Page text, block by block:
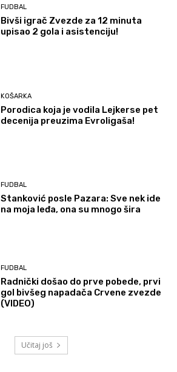
FUDBAL
Bivši igrač Zvezde za 12 minuta
upisao 2 gola i asistenciju!
KOŠARKA
Porodica koja je vodila Lejkerse pet
decenija preuzima Evroligaša!
FUDBAL
Stanković posle Pazara: Sve nek ide
na moja leđa, ona su mnogo šira
FUDBAL
Radnički došao do prve pobede, prvi
gol bivšeg napadača Crvene zvezde
(VIDEO)
Učitaj još